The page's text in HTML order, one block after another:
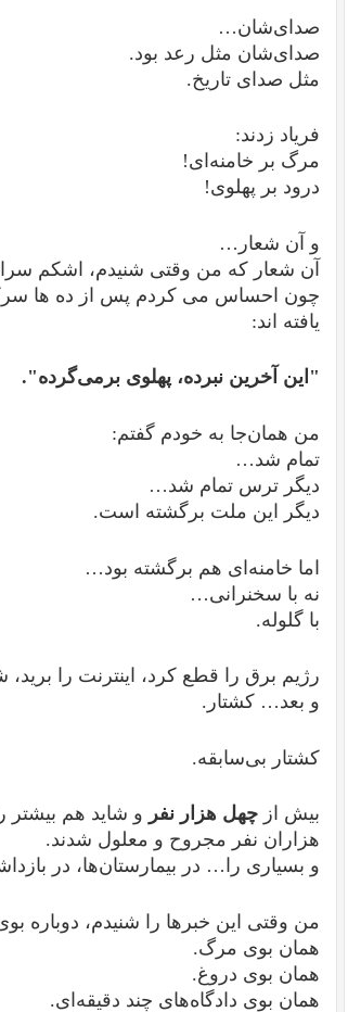
صدای‌شان…
صدای‌شان مثل رعد بود.
مثل صدای تاریخ.
فریاد زدند:
مرگ بر خامنه‌ای!
درود بر پهلوی!
و آن شعار…
آن شعار که من وقتی شنیدم، اشکم
چون احساس می کردم پس از ده ها
یافته اند:
"این آخرین نبرده، پهلوی برمی‌گرده".
من همان‌جا به خودم گفتم:
تمام شد…
دیگر ترس تمام شد…
دیگر این ملت برگشته است.
اما خامنه‌ای هم برگشته بود…
نه با سخنرانی…
با گلوله.
رژیم برق را قطع کرد، اینترنت را
و بعد… کشتار.
کشتار بی‌سابقه.
بیش از چهل هزار نفر و شاید هم
هزاران نفر مجروح و معلول شدند.
و بسیاری را… در بیمارستان‌ها، در
من وقتی این خبرها را شنیدم، دوباره
همان بوی مرگ.
همان بوی دروغ.
همان بوی دادگاه‌های چند دقیقه‌ای.